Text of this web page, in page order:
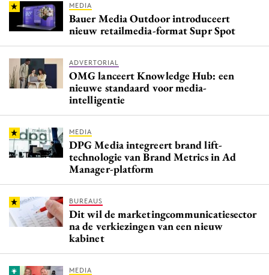
MEDIA
Bauer Media Outdoor introduceert
nieuw retailmedia-format Supr Spot
ADVERTORIAL
OMG lanceert Knowledge Hub: een
nieuwe standaard voor media-
intelligentie
MEDIA
DPG Media integreert brand lift-
technologie van Brand Metrics in Ad
Manager-platform
BUREAUS
Dit wil de marketingcommunicatiesector
na de verkiezingen van een nieuw
kabinet
MEDIA